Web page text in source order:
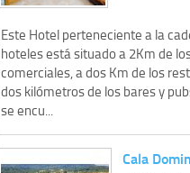
Este Hotel perteneciente a la
hoteles está situado a 2Km de
comerciales, a dos Km de los
dos kilómetros de los bares y
se encu...
Cala